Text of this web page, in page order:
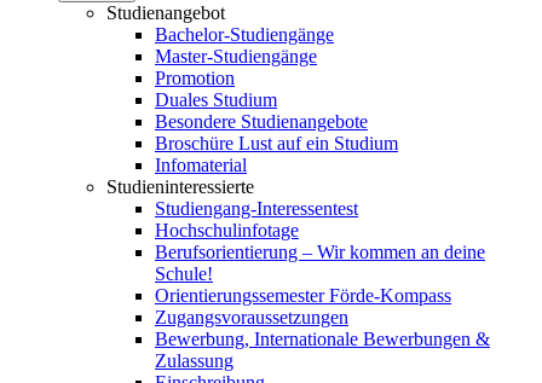
Studienangebot
Bachelor-Studiengänge
Master-Studiengänge
Promotion
Duales Studium
Besondere Studienangebote
Broschüre Lust auf ein Studium
Infomaterial
Studieninteressierte
Studiengang-Interessentest
Hochschulinfotage
Berufsorientierung – Wir kommen an deine
Schule!
Orientierungssemester Förde-Kompass
Zugangsvoraussetzungen
Bewerbung, Internationale Bewerbungen &
Zulassung